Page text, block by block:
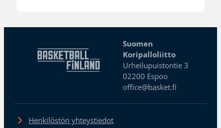
Suomen
Koripalloliitto
Urheilupuistontie 3
02200 Espoo
office@basket.fi
Henkilöstön yhteystiedot